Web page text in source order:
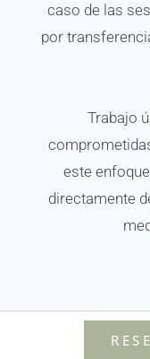
caso de las
por
Trabajo
este
directamente